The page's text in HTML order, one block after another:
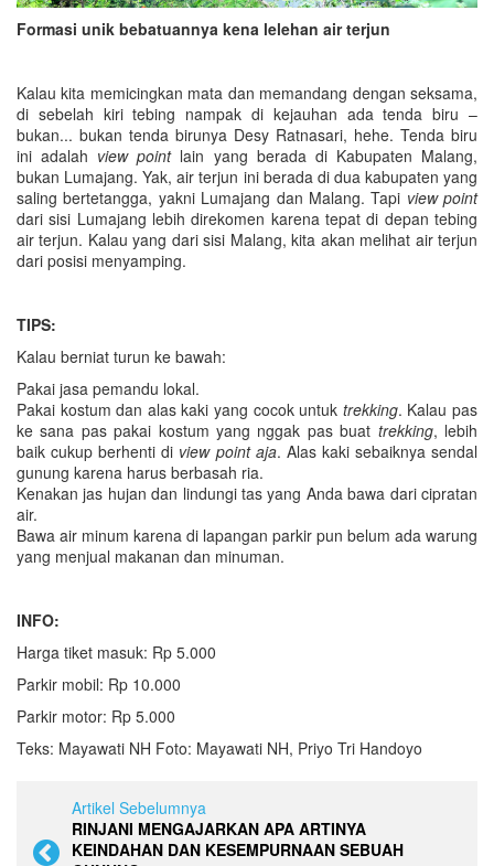
Formasi unik bebatuannya kena lelehan air terjun
Kalau kita memicingkan mata dan memandang dengan seksama,
di sebelah kiri tebing nampak di kejauhan ada tenda biru –
bukan... bukan tenda birunya Desy Ratnasari, hehe. Tenda biru
ini adalah view pointlain yang berada di Kabupaten Malang,
bukan Lumajang. Yak, air terjun ini berada di dua kabupaten yang
saling bertetangga, yakni Lumajang dan Malang. Tapi view point
dari sisi Lumajang lebih direkomen karena tepat di depan tebing
air terjun. Kalau yang dari sisi Malang, kita akan melihat air terjun
dari posisi menyamping.
TIPS:
Kalau berniat turun ke bawah:
Pakai jasa pemandu lokal.
Pakai kostum dan alas kaki yang cocok untuk trekking. Kalau pas
ke sana pas pakai kostum yang nggak pas buat trekking, lebih
baik cukup berhenti di view point aja. Alas kaki sebaiknya sendal
gunung karena harus berbasah ria.
Kenakan jas hujan dan lindungi tas yang Anda bawa dari cipratan
air.
Bawa air minum karena di lapangan parkir pun belum ada warung
yang menjual makanan dan minuman.
INFO:
Harga tiket masuk: Rp 5.000
Parkir mobil: Rp 10.000
Parkir motor: Rp 5.000
Teks: Mayawati NH Foto: Mayawati NH, Priyo Tri Handoyo
Artikel Sebelumnya
RINJANI MENGAJARKAN APA ARTINYA
KEINDAHAN DAN KESEMPURNAAN SEBUAH